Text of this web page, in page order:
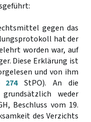
gegen das
hat der
worden war, auf
Diese Erklärung ist
und von ihm
274StPO). An die
weder
Beschluss vom 19.
des Verzichts